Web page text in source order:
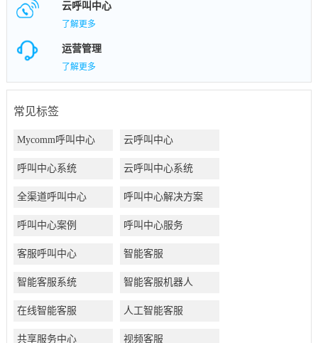
云呼叫中心
了解更多
运营管理
了解更多
常见标签
Mycomm呼叫中心 云呼叫中心
呼叫中心系统 云呼叫中心系统
全渠道呼叫中心 呼叫中心解决方案
呼叫中心案例 呼叫中心服务
客服呼叫中心 智能客服
智能客服系统 智能客服机器人
在线智能客服 人工智能客服
共享服务中心 视频客服